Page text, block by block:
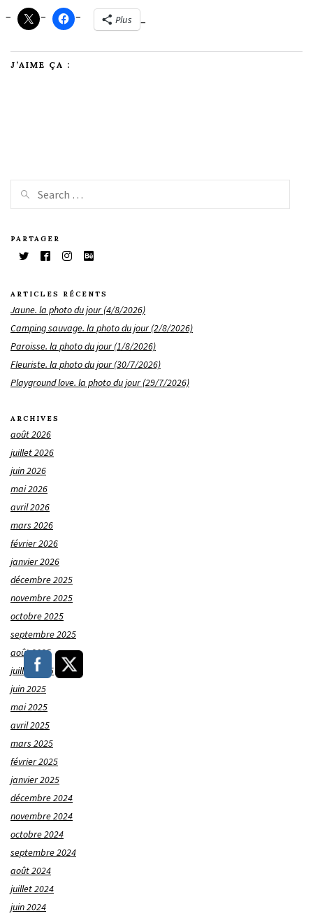
Plus
J’AIME ÇA :
PARTAGER
ARTICLES RÉCENTS
Jaune. la photo du jour (4/8/2026)
Camping sauvage. la photo du jour (2/8/2026)
Paroisse. la photo du jour (1/8/2026)
Fleuriste. la photo du jour (30/7/2026)
Playground love. la photo du jour (29/7/2026)
ARCHIVES
août 2026
juillet 2026
juin 2026
mai 2026
avril 2026
mars 2026
février 2026
janvier 2026
décembre 2025
novembre 2025
octobre 2025
septembre 2025
août 2025
juillet 2025
juin 2025
mai 2025
avril 2025
mars 2025
février 2025
janvier 2025
décembre 2024
novembre 2024
octobre 2024
septembre 2024
août 2024
juillet 2024
juin 2024